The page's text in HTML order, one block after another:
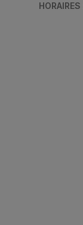
HORAIRES